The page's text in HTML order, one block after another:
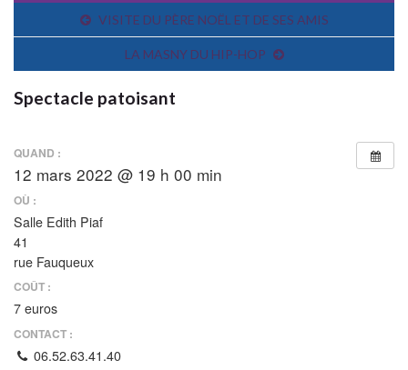
VISITE DU PÈRE NOËL ET DE SES AMIS
LA MASNY DU HIP-HOP
Spectacle patoisant
QUAND :
12 mars 2022 @ 19 h 00 min
OÙ :
Salle Edith Piaf
41
rue Fauqueux
COÛT :
7 euros
CONTACT :
06.52.63.41.40